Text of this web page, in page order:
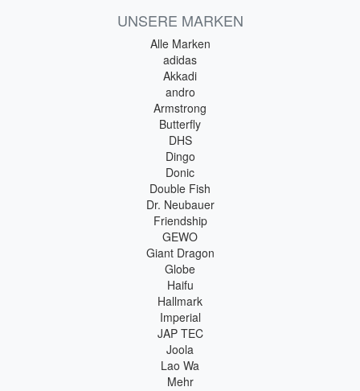
UNSERE MARKEN
Alle Marken
adidas
Akkadi
andro
Armstrong
Butterfly
DHS
Dingo
Donic
Double Fish
Dr. Neubauer
Friendship
GEWO
Giant Dragon
Globe
Haifu
Hallmark
Imperial
JAP TEC
Joola
Lao Wa
Mehr